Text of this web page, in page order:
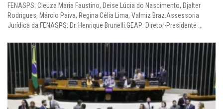
FENASPS: Cleuza Maria Faustino, Deise Lúcia do Nascimento, Djalter
Rodrigues, Márcio Paiva, Regina Célia Lima, Valmiz Braz.Assessoria
Jurídica da FENASPS: Dr. Henrique Brunelli.GEAP: Diretor-Presidente ...